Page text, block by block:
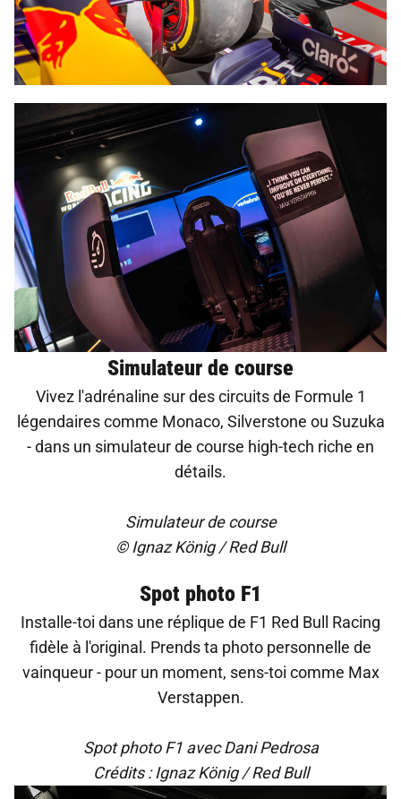
Simulateur de course
Vivez l'adrénaline sur des circuits de Formule 1
légendaires comme Monaco, Silverstone ou Suzuka
- dans un simulateur de course high-tech riche en
détails.
Simulateur de course
© Ignaz König / Red Bull
Spot photo F1
Installe-toi dans une réplique de F1 Red Bull Racing
fidèle à l'original. Prends ta photo personnelle de
vainqueur - pour un moment, sens-toi comme Max
Verstappen.
Spot photo F1 avec Dani Pedrosa
Crédits : Ignaz König / Red Bull